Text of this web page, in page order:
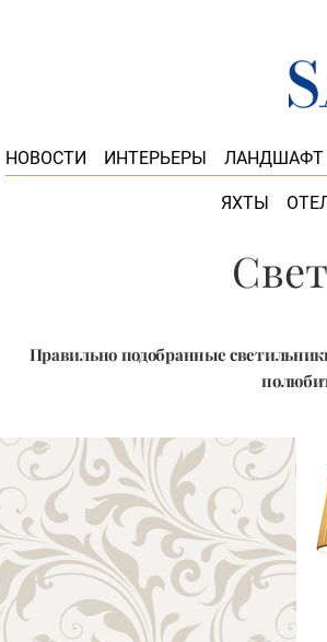
НОВОСТИ ИНТЕРЬЕРЫ ЛАНДШАФТ
ЯХТЫ
Правильно подобранные